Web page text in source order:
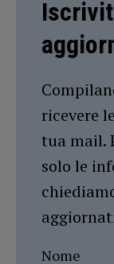
ricevere
tua mail.
solo le
Nome